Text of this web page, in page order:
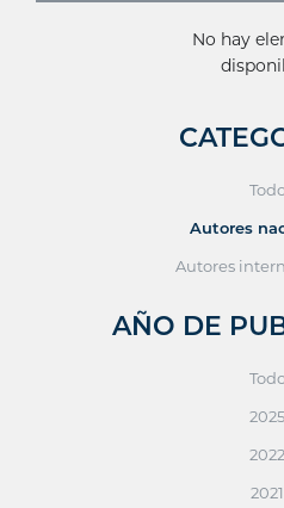
No hay
Autores
Autores
AÑO DE
2025
2022
2021